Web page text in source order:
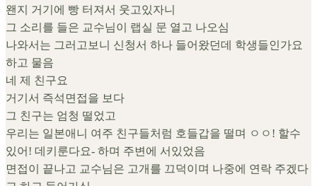
왠지 거기에 빵 터져서 웃고있자니
그 소리를 들은 교수님이 랩실 문 열고 나오심
나와서는 그러고보니 신청서 하나 들어왔던데 학생들인가요
하고 물음
네 제 친구요
거기서 즉석면접을 보다
그 친구는 엄청 떨었고
우리는 일본애니 여주 친구들처럼 호들갑을 떨며 ㅇㅇ! 할수
있어! 데키룬다요- 하며 주변에 서있었음
면접이 끝나고 교수님은 고개를 끄덕이며 나중에 연락 주겠다